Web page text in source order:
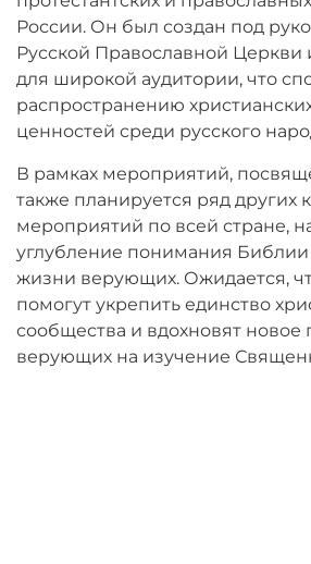
России. Он был создан под
Русской Православной Церкви
для широкой аудитории, что
распространению
ценностей среди русского
В рамках мероприятий,
также планируется ряд других
мероприятий по всей стране,
углубление понимания Библии
жизни верующих. Ожидается,
помогут укрепить единство
сообщества и вдохновят новое
верующих на изучение